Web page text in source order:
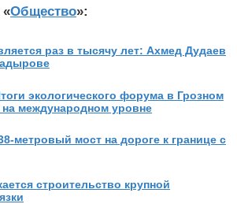
«Общество»:
раз в тысячу лет: Ахмед Дудаев
экологического форума в Грозном
международном уровне
метровый мост на дороге к границе с
строительство крупной